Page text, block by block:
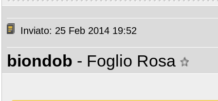
Inviato: 25 Feb 2014 19:52
biondob - Foglio Rosa